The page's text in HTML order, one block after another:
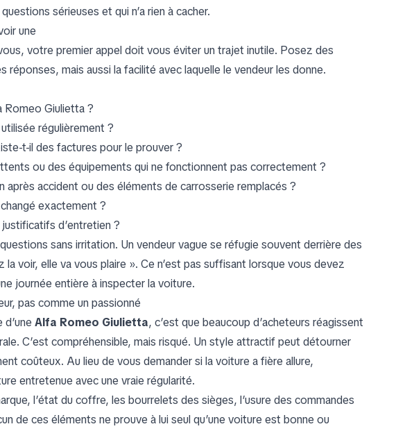
sérieuses et qui n’a rien à cacher.
une
votre premier appel doit vous éviter un trajet inutile. Posez des
mais aussi la facilité avec laquelle le vendeur les donne.
Romeo Giulietta ?
régulièrement ?
t-il des factures pour le prouver ?
ou des équipements qui ne fonctionnent pas correctement ?
après accident ou des éléments de carrosserie remplacés ?
exactement ?
d’entretien ?
sans irritation. Un vendeur vague se réfugie souvent derrière des
voir, elle va vous plaire ». Ce n’est pas suffisant lorsque vous devez
journée entière à inspecter la voiture.
pas comme un passionné
Alfa Romeo Giulietta, c’est que beaucoup d’acheteurs réagissent
C’est compréhensible, mais risqué. Un style attractif peut détourner
coûteux. Au lieu de vous demander si la voiture a fière allure,
entretenue avec une vraie régularité.
l’état du coffre, les bourrelets des sièges, l’usure des commandes
de ces éléments ne prouve à lui seul qu’une voiture est bonne ou